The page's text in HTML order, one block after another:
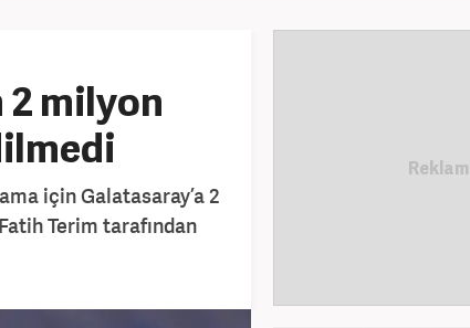
2 milyon
için Galatasaray’a 2
Terim tarafından